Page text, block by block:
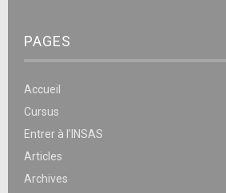
PAGES
Accueil
Cursus
Entrer à l’INSAS
Articles
Archives